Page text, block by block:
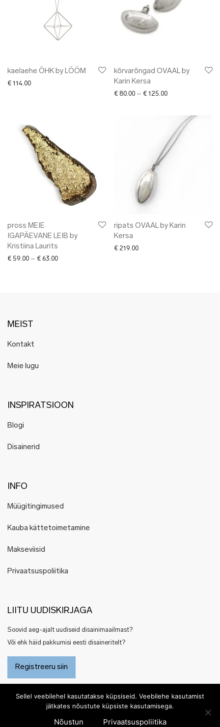
kaelaehe ÕHK by LÕÕM
€ 114.00
kõrvarõngad OVAAL by
Karin Kersa
€ 80.00 – € 125.00Price range: €
pross MEIE
IGAPÄEVANE LEIB by
Kristiina Laurits
€ 59.00 – € 63.00Price range: € 59.00 through € 63.00
ripats OVAAL by Karin
Kersa
€ 219.00
MEIST
Kontakt
Meie lugu
INSPIRATSIOON
Blogi
Disainerid
INFO
Müügitingimused
Kauba kättetoimetamine
Makseviisid
Privaatsuspoliitika
LIITU UUDISKIRJAGA
Soovid aeg-ajalt uudiseid disainimaailmast?
Või ehk häid pakkumisi eesti disaineritelt?
Registreeru siin
Sellel veebilehel kasutatakse küpsiseid. Veebilehe kasutamist
jätkates nõustute küpsiste kasutamisega.
Nõustun Privaatsuspoliitika